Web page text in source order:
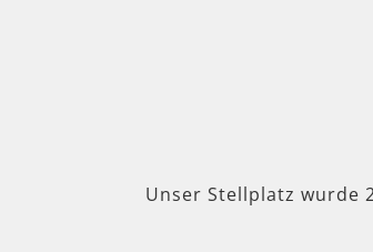
Unser Stellplatz wurde